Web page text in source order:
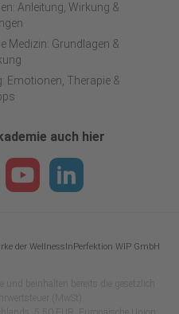
Anleitung, Wirkung &
Medizin: Grundlagen &
Emotionen, Therapie &
auch hier
der WellnessInPerfektion WIP GmbH
und beinhalten bereits die gesetzlich